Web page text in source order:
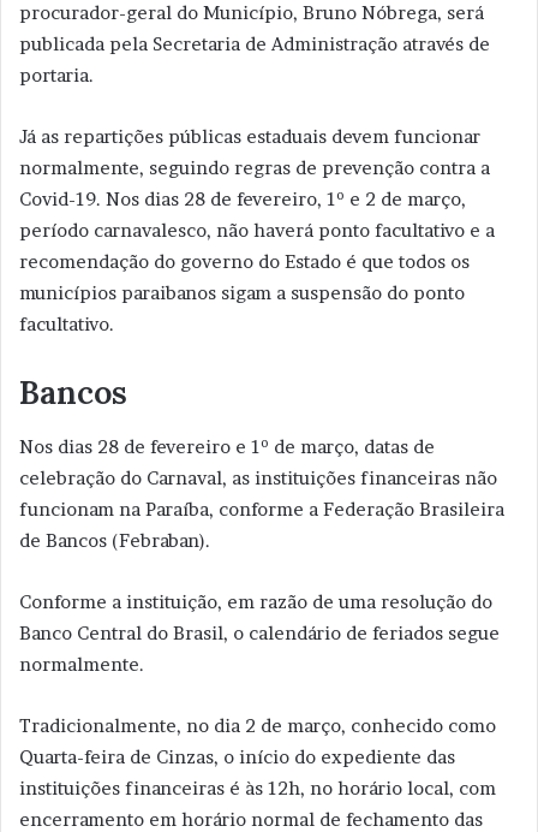
procurador-geral do Município, Bruno Nóbrega, será
publicada pela Secretaria de Administração através de
portaria.
Já as repartições públicas estaduais devem funcionar
normalmente, seguindo regras de prevenção contra a
Covid-19. Nos dias 28 de fevereiro, 1º e 2 de março,
período carnavalesco, não haverá ponto facultativo e a
recomendação do governo do Estado é que todos os
municípios paraibanos sigam a suspensão do ponto
facultativo.
Bancos
Nos dias 28 de fevereiro e 1º de março, datas de
celebração do Carnaval, as instituições financeiras não
funcionam na Paraíba, conforme a Federação Brasileira
de Bancos (Febraban).
Conforme a instituição, em razão de uma resolução do
Banco Central do Brasil, o calendário de feriados segue
normalmente.
Tradicionalmente, no dia 2 de março, conhecido como
Quarta-feira de Cinzas, o início do expediente das
instituições financeiras é às 12h, no horário local, com
encerramento em horário normal de fechamento das